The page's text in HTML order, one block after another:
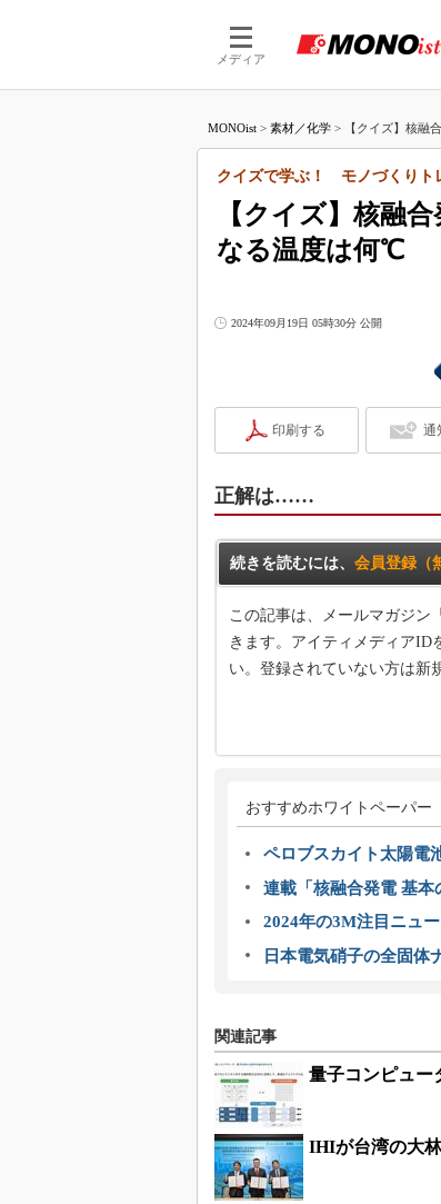
メディア
つな
MONOist > 素材／化学 > 【クイズ】核融
【クイズ】核融
なる温度は何℃
クイズで学ぶ！ モノづくりト
2024年09月19日 05時30分 公開
印刷する 通
正解は……
続きを読むには、 会員登録（
この記事は、メールマガジン
きます。アイティメディアID
い。登録されていない方は新
おすすめホワイトペーパー
ペロブスカイト太陽電
連載「核融合発電 基本
2024年の3M注目ニュ
日本電気硝子の全固体
関連記事
量子コンピュー
IHIが台湾の大